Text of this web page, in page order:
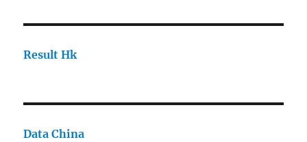
Result Hk
Data China